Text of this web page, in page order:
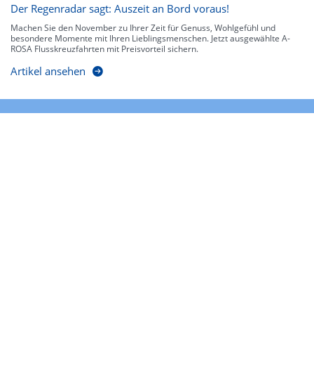
Der Regenradar sagt: Auszeit an Bord voraus!
Machen Sie den November zu Ihrer Zeit für Genuss, Wohlgefühl und
besondere Momente mit Ihren Lieblingsmenschen. Jetzt ausgewählte A-
ROSA Flusskreuzfahrten mit Preisvorteil sichern.
Artikel ansehen